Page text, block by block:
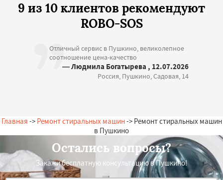
9 из 10 клиентов рекомендуют
ROBO-SOS
Отличный сервис в Пушкино, великолепное
соотношение цена-качество
— Людмила Богатырева , 12.07.2026
Россия, Пушкино, Садовая, 14
Главная -> Ремонт стиральных машин-> Ремонт стиральных машин
в Пушкино
Остались вопросы?
Закажи бесплатную консультацию в Пушкино!